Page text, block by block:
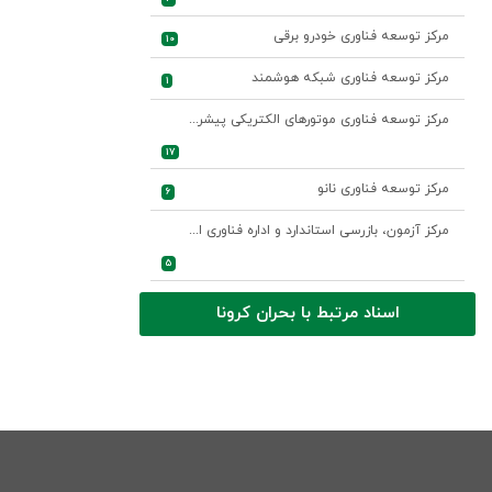
مرکز توسعه فناوری خودرو برقی 10
مرکز توسعه فناوری شبکه هوشمند 1
مرکز توسعه فناوری موتورهای الکتریکی پیشرفته
17
مرکز توسعه فناوری نانو 6
مرکز آزمون، بازرسی استاندارد و اداره فناوری اطلاعات و ارتباطات
5
اسناد مرتبط با بحران کرونا